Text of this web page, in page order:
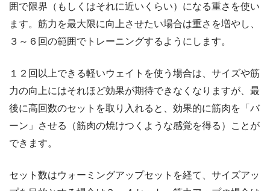
囲で限界（もしくはそれに近いくらい）になる重さを使い
ます。筋力を最大限に向上させたい場合は重さを増やし、
３～６回の範囲でトレーニングするようにします。
１２回以上できる軽いウェイトを使う場合は、サイズや筋
力の向上にはそれほど効果が期待できなくなりますが、最
後に高回数のセットを取り入れると、効果的に筋肉を「バ
ーン」させる（筋肉の焼けつくような感覚を得る）ことが
できます。
セット数はウォーミングアップセットを経て、サイズアッ